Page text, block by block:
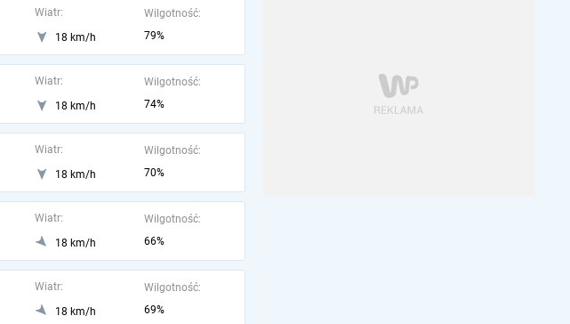
Wiatr:
18 km/h
Wilgotność:
79%
Wiatr:
18 km/h
Wilgotność:
74%
Wiatr:
18 km/h
Wilgotność:
70%
Wiatr:
18 km/h
Wilgotność:
66%
Wiatr:
18 km/h
Wilgotność:
69%